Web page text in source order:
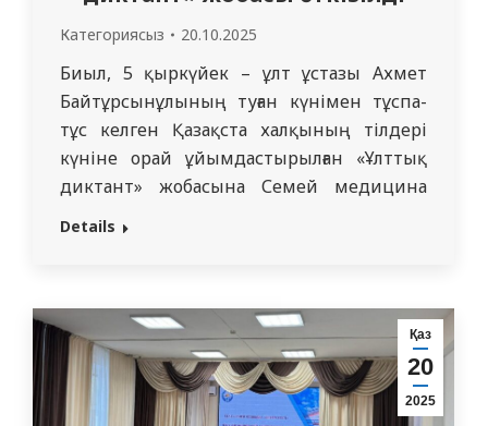
Категориясыз 20.10.2025
Биыл, 5 қыркүйек – ұлт ұстазы Ахмет
Байтұрсынұлының туған күнімен тұспа-
тұс келген Қазақста халқының тілдері
күніне орай ұйымдастырылған «Ұлттық
диктант» жобасына Семей медицина
университетінің ұжымы белсенді түрде
қолдауымен ұйымдастырылған бұл жоба
мемлекеттік тілдің қолдану аясын
кеңейтуге, қазақ тілінің мәртебесін
арттыруға бағытталған. Семей…
Details
Қаз
20
2025